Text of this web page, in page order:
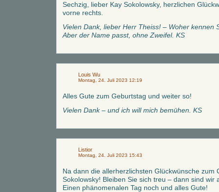
Sechzig, lieber Kay Sokolowsky, herzlichen
vorne rechts.
Vielen Dank, lieber Herr Theiss! – Woher kennen
Aber der Name passt, ohne Zweifel. KS
Louis Wu
Montag, 24. Juli 2023 12:19
Alles Gute zum Geburtstag und weiter so!
Vielen Dank – und ich will mich bemühen. KS
Listior
Montag, 24. Juli 2023 15:43
Na dann die allerherzlichsten Glückwünsche zum
Sokolowsky! Bleiben Sie sich treu – dann sind wir
Einen phänomenalen Tag noch und alles Gute!